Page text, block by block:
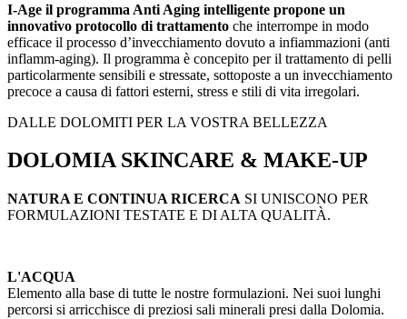
I-Age il programma Anti Aging intelligente propone un
innovativo protocollo di trattamento che interrompe in modo
efficace il processo d’invecchiamento dovuto a infiammazioni (anti
inflamm-aging). Il programma è concepito per il trattamento di pelli
particolarmente sensibili e stressate, sottoposte a un invecchiamento
precoce a causa di fattori esterni, stress e stili di vita irregolari.
DALLE DOLOMITI PER LA VOSTRA BELLEZZA
DOLOMIASKINCARE & MAKE-UP
NATURA E CONTINUA RICERCA SI UNISCONO PER
FORMULAZIONI TESTATE E DI ALTA QUALITÀ.
L'ACQUA
Elemento alla base di tutte le nostre formulazioni. Nei suoi lunghi
percorsi si arricchisce di preziosi sali minerali presi dalla Dolomia.